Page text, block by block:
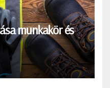
munkakör és